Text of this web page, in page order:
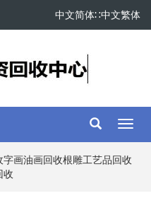
中文繁体
∷
中文简体
字画油画回收根雕工艺品回收
收